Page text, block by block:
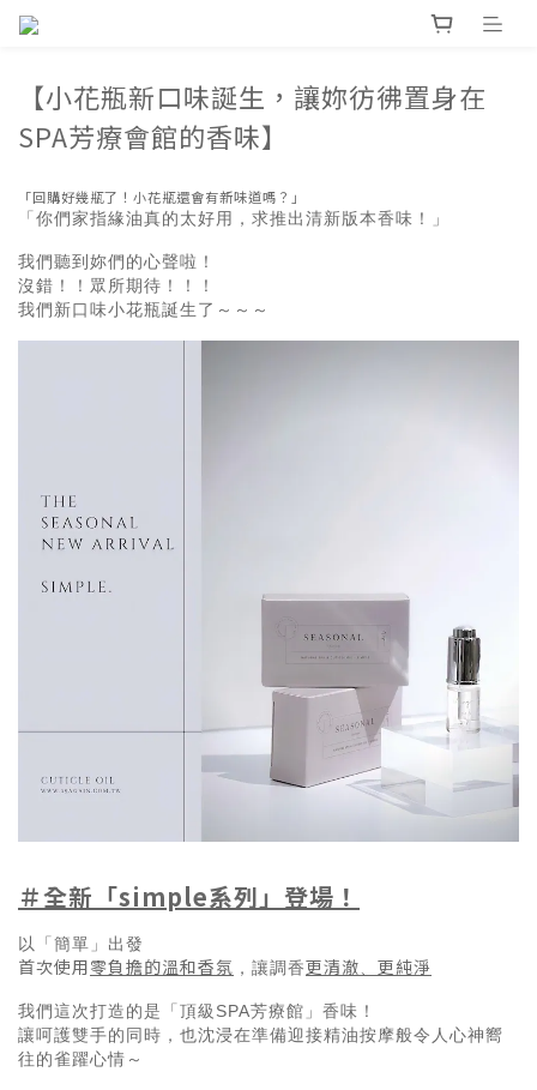
【小花瓶新口味誕生，讓妳彷彿置身在
SPA芳療會館的香味】
「回購好幾瓶了！小花瓶還會有新味道嗎？」
「你們家指緣油真的太好用，求推出清新版本香味！」
我們聽到妳們的心聲啦！
沒錯！！眾所期待！！！
我們新口味小花瓶誕生了～～～
＃全新「simple系列」登場！
以「簡單」出發
首次使用零負擔的溫和香氛 ，讓調香更清澈、 更純淨
我們這次打造的是「頂級SPA芳療館」香味！
讓呵護雙手的同時，也沈浸在準備迎接精油按摩般令人心神嚮
往的雀躍心情～